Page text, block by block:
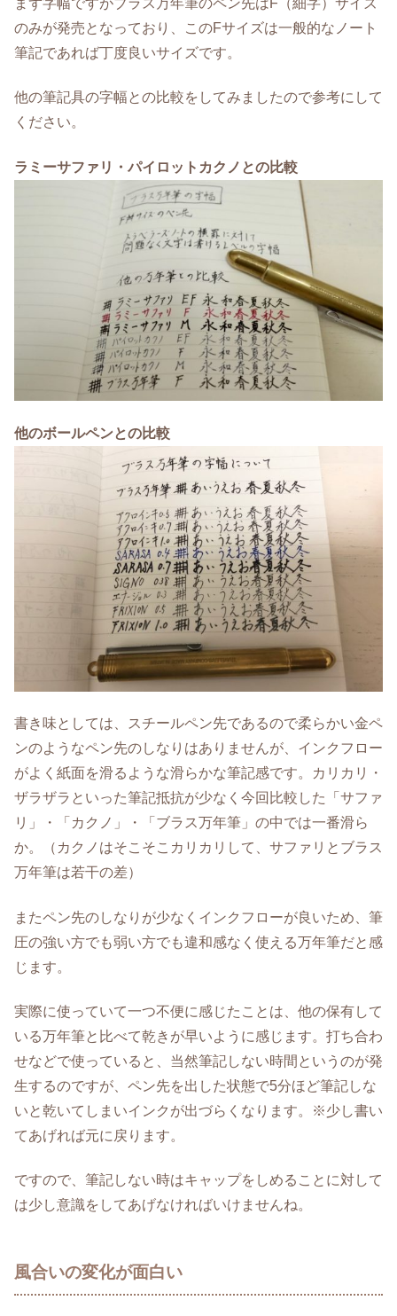
のみが発売となっており、このFサイズは一般的なノート
筆記であれば丁度良いサイズです。
他の筆記具の字幅との比較をしてみましたので参考にして
ください。
ラミーサファリ・パイロットカクノとの比較
他のボールペンとの比較
書き味としては、スチールペン先であるので柔らかい金ペ
ンのようなペン先のしなりはありませんが、インクフロー
がよく紙面を滑るような滑らかな筆記感です。カリカリ・
ザラザラといった筆記抵抗が少なく今回比較した「サファ
リ」・「カクノ」・「ブラス万年筆」の中では一番滑ら
か。（カクノはそこそこカリカリして、サファリとブラス
万年筆は若干の差）
またペン先のしなりが少なくインクフローが良いため、筆
圧の強い方でも弱い方でも違和感なく使える万年筆だと感
じます。
実際に使っていて一つ不便に感じたことは、他の保有して
いる万年筆と比べて乾きが早いように感じます。打ち合わ
せなどで使っていると、当然筆記しない時間というのが発
生するのですが、ペン先を出した状態で5分ほど筆記しな
いと乾いてしまいインクが出づらくなります。※少し書い
てあげれば元に戻ります。
ですので、筆記しない時はキャップをしめることに対して
は少し意識をしてあげなければいけませんね。
風合いの変化が面白い